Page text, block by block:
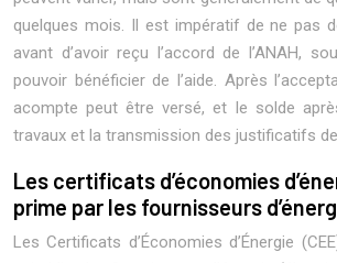
quelques mois. Il est impératif de ne pas
avant d’avoir reçu l’accord de l’ANAH,
pouvoir bénéficier de l’aide. Après
acompte peut être versé, et le solde
travaux et la transmission des justificatifs
Les certificats d’économies
prime par les fournisseurs
Les Certificats d’Économies d’Énergie